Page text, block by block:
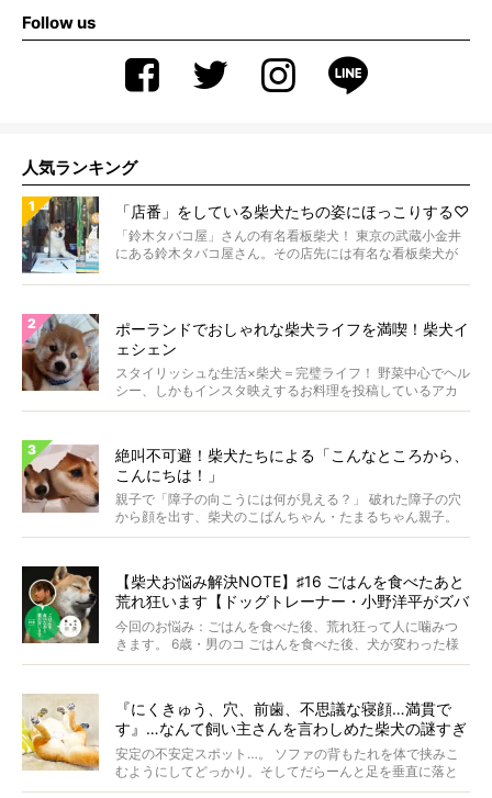
Follow us
人気ランキング
「店番」をしている柴犬たちの姿にほっこりする♡
「鈴木タバコ屋」さんの有名看板柴犬！ 東京の武蔵小金井
にある鈴木タバコ屋さん。その店先には有名な看板柴犬が
ポーランドでおしゃれな柴犬ライフを満喫！柴犬イ
ェシェン
スタイリッシュな生活×柴犬＝完璧ライフ！ 野菜中心でヘル
シー、しかもインスタ映えするお料理を投稿しているアカ
ウ...
絶叫不可避！柴犬たちによる「こんなところから、
こんにちは！」
親子で「障子の向こうには何が見える？」 破れた障子の穴
から顔を出す、柴犬のこばんちゃん・たまるちゃん親子。
親子...
【柴犬お悩み解決NOTE】♯16 ごはんを食べたあと
荒れ狂います【ドッグトレーナー・小野洋平がズバ
リ回答】
今回のお悩み：ごはんを食べた後、荒れ狂って人に噛みつ
きます。 6歳・男のコ ごはんを食べた後、犬が変わった様
に...
『にくきゅう、穴、前歯、不思議な寝顔…満貫で
す』…なんて飼い主さんを言わしめた柴犬の謎すぎ
る寝相がコチラです。
安定の不安定スポット…。 ソファの背もたれを体で挟みこ
むようにしてどっかり。そしてだらーんと足を垂直に落と
して...